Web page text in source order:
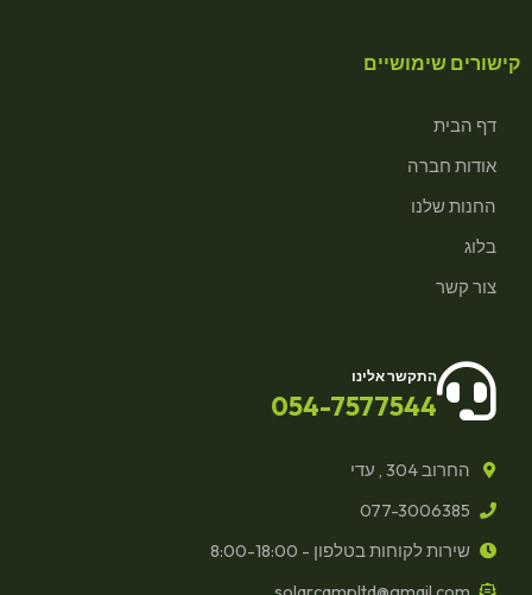
קישורים שימושיים
דף הבית
אודות חברה
החנות שלנו
בלוג
צור קשר
התקשר אלינו
054-7577544
החרוב 304 , עדי
077-3006385
שירות לקוחות בטלפון - 8:00-18:00